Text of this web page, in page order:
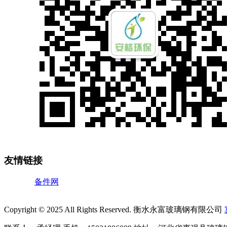
友情链接
备件网
Copyright © 2025 All Rights Reserved. 衡水永富玻璃钢有限公司